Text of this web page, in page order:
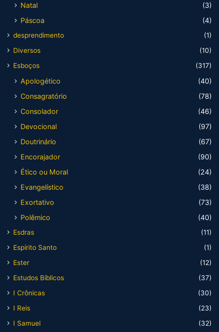
Natal
(3)
Páscoa
(4)
desprendimento
(1)
Diversos
(10)
Esboços
(317)
Apologético
(40)
Consagratório
(78)
Consolador
(46)
Devocional
(97)
Doutrinário
(67)
Encorajador
(90)
Ético ou Moral
(24)
Evangelístico
(38)
Exortativo
(73)
Polêmico
(40)
Esdras
(11)
Espírito Santo
(1)
Ester
(12)
Estudos Bíblicos
(37)
I Crônicas
(30)
I Reis
(23)
I Samuel
(32)